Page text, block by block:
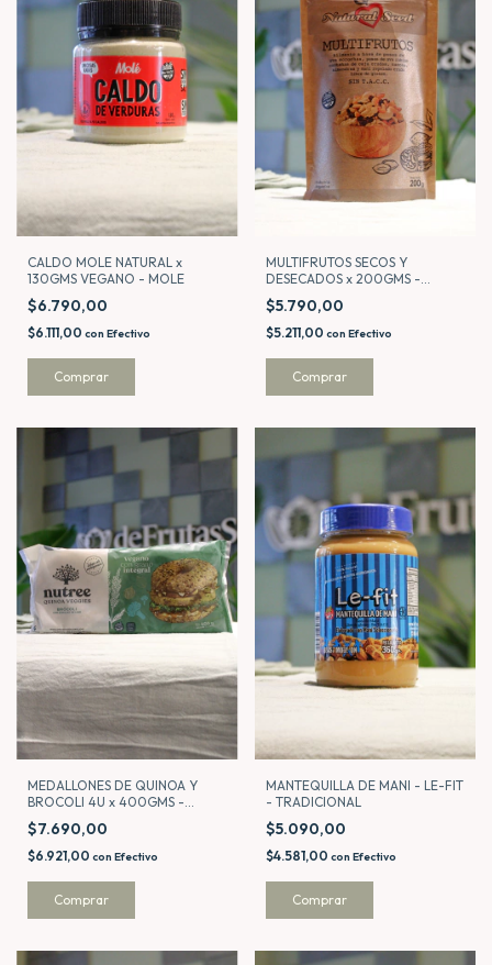
CALDO MOLE NATURAL x
130GMS VEGANO - MOLE
$6.790,00
$6.111,00 con Efectivo
MULTIFRUTOS SECOS Y
DESECADOS x 200GMS -
NATURAL SEED
$5.790,00
$5.211,00 con Efectivo
MEDALLONES DE QUINOA Y
BROCOLI 4U x 400GMS -
NUTREE
$7.690,00
$6.921,00 con Efectivo
MANTEQUILLA DE MANI - LE-FIT
- TRADICIONAL
$5.090,00
$4.581,00 con Efectivo